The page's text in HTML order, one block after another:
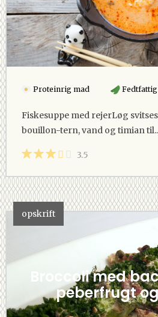
Proteinrig mad Fedtfattig
Fiskesuppe med rejerLøg
bouillon-tern, vand og timian
3.5
opskrift
Broccoli med
peberfrugt